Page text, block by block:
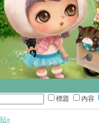
標題 內容
»